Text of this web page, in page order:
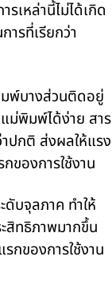
รเหล่านี้ไม่ได้เกิด
รที่เรียกว่า
พ์บางส่วนติดอยู่
ม่พิมพ์ได้ง่าย สาร
ปกติ ส่งผลให้แรง
ของการใช้งาน
ดับจุลภาค ทำให้
สิทธิภาพมากขึ้น
กของการใช้งาน